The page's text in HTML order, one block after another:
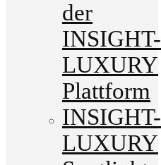
der
INSIGHT-
LUXURY
Plattform
INSIGHT-
LUXURY